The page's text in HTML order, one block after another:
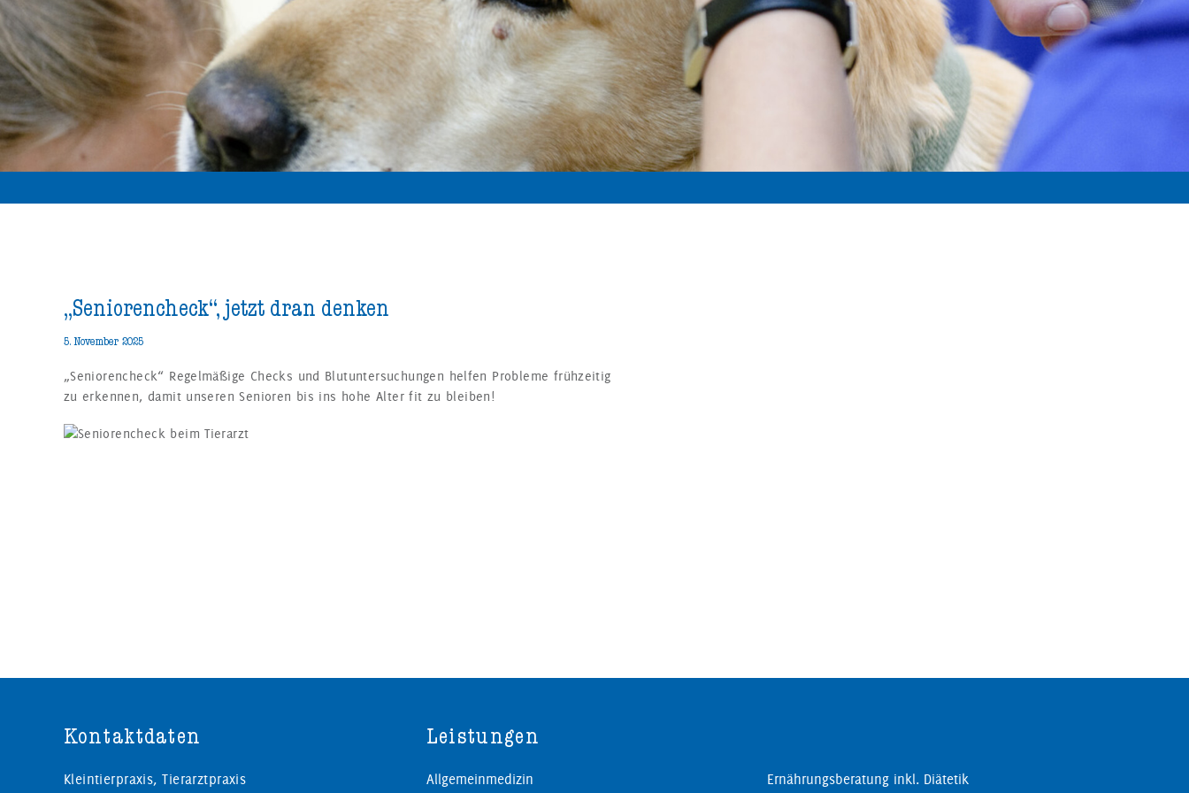
„Seniorencheck“, jetzt dran denken
5. November 2025
„Seniorencheck“ Regelmäßige Checks und Blutuntersuchungen helfen Probleme frühzeitig
zu erkennen, damit unseren Senioren bis ins hohe Alter fit zu bleiben!
Kontaktdaten
Kleintierpraxis, Tierarztpraxis
Leistungen
Allgemeinmedizin Ernährungsberatung inkl. Diätetik